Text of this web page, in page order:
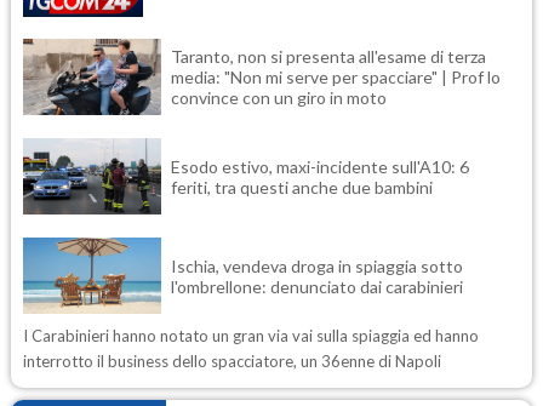
Taranto, non si presenta all'esame di terza
media: "Non mi serve per spacciare" | Prof lo
convince con un giro in moto
Esodo estivo, maxi-incidente sull'A10: 6
feriti, tra questi anche due bambini
Ischia, vendeva droga in spiaggia sotto
l'ombrellone: denunciato dai carabinieri
I Carabinieri hanno notato un gran via vai sulla spiaggia ed hanno
interrotto il business dello spacciatore, un 36enne di Napoli